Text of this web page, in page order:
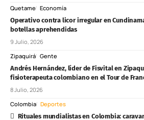
Quetame Economía
Operativo contra licor irregular en
botellas aprehendidas
9 Julio, 2026
Zipaquirá Gente
Andrés Hernández, líder de Fisvital en
fisioterapeuta colombiano en el Tour de
8 Julio, 2026
Colombia Deportes
Rituales mundialistas en Colombia: